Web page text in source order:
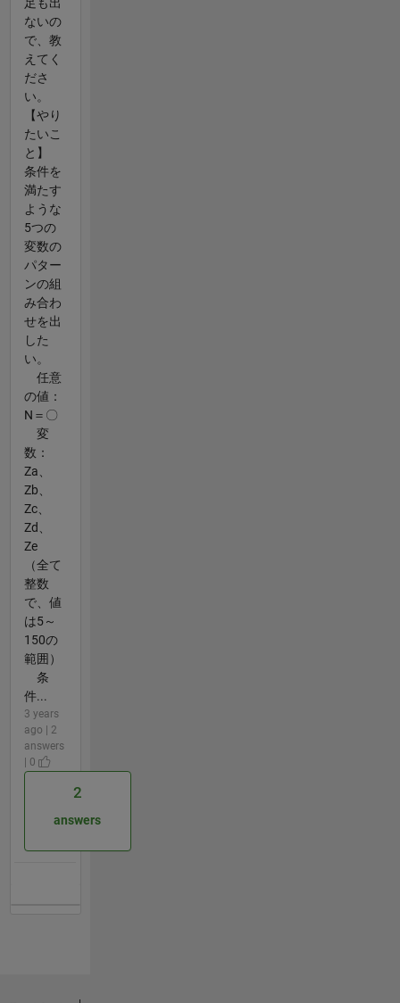
ないの
で、教
えてく
ださ
い。
【やり
たいこ
と】
条件を
満たす
ような
5つの
変数の
パター
ンの組
み合わ
せを出
した
い。
任意
の値：
N＝〇
変
数：
Za、
Zb、
Zc、
Zd、
Ze
（全て
整数
で、値
は5～
150の
範囲）
条
件...
3 years
ago | 2
answers
| 0
2
answers